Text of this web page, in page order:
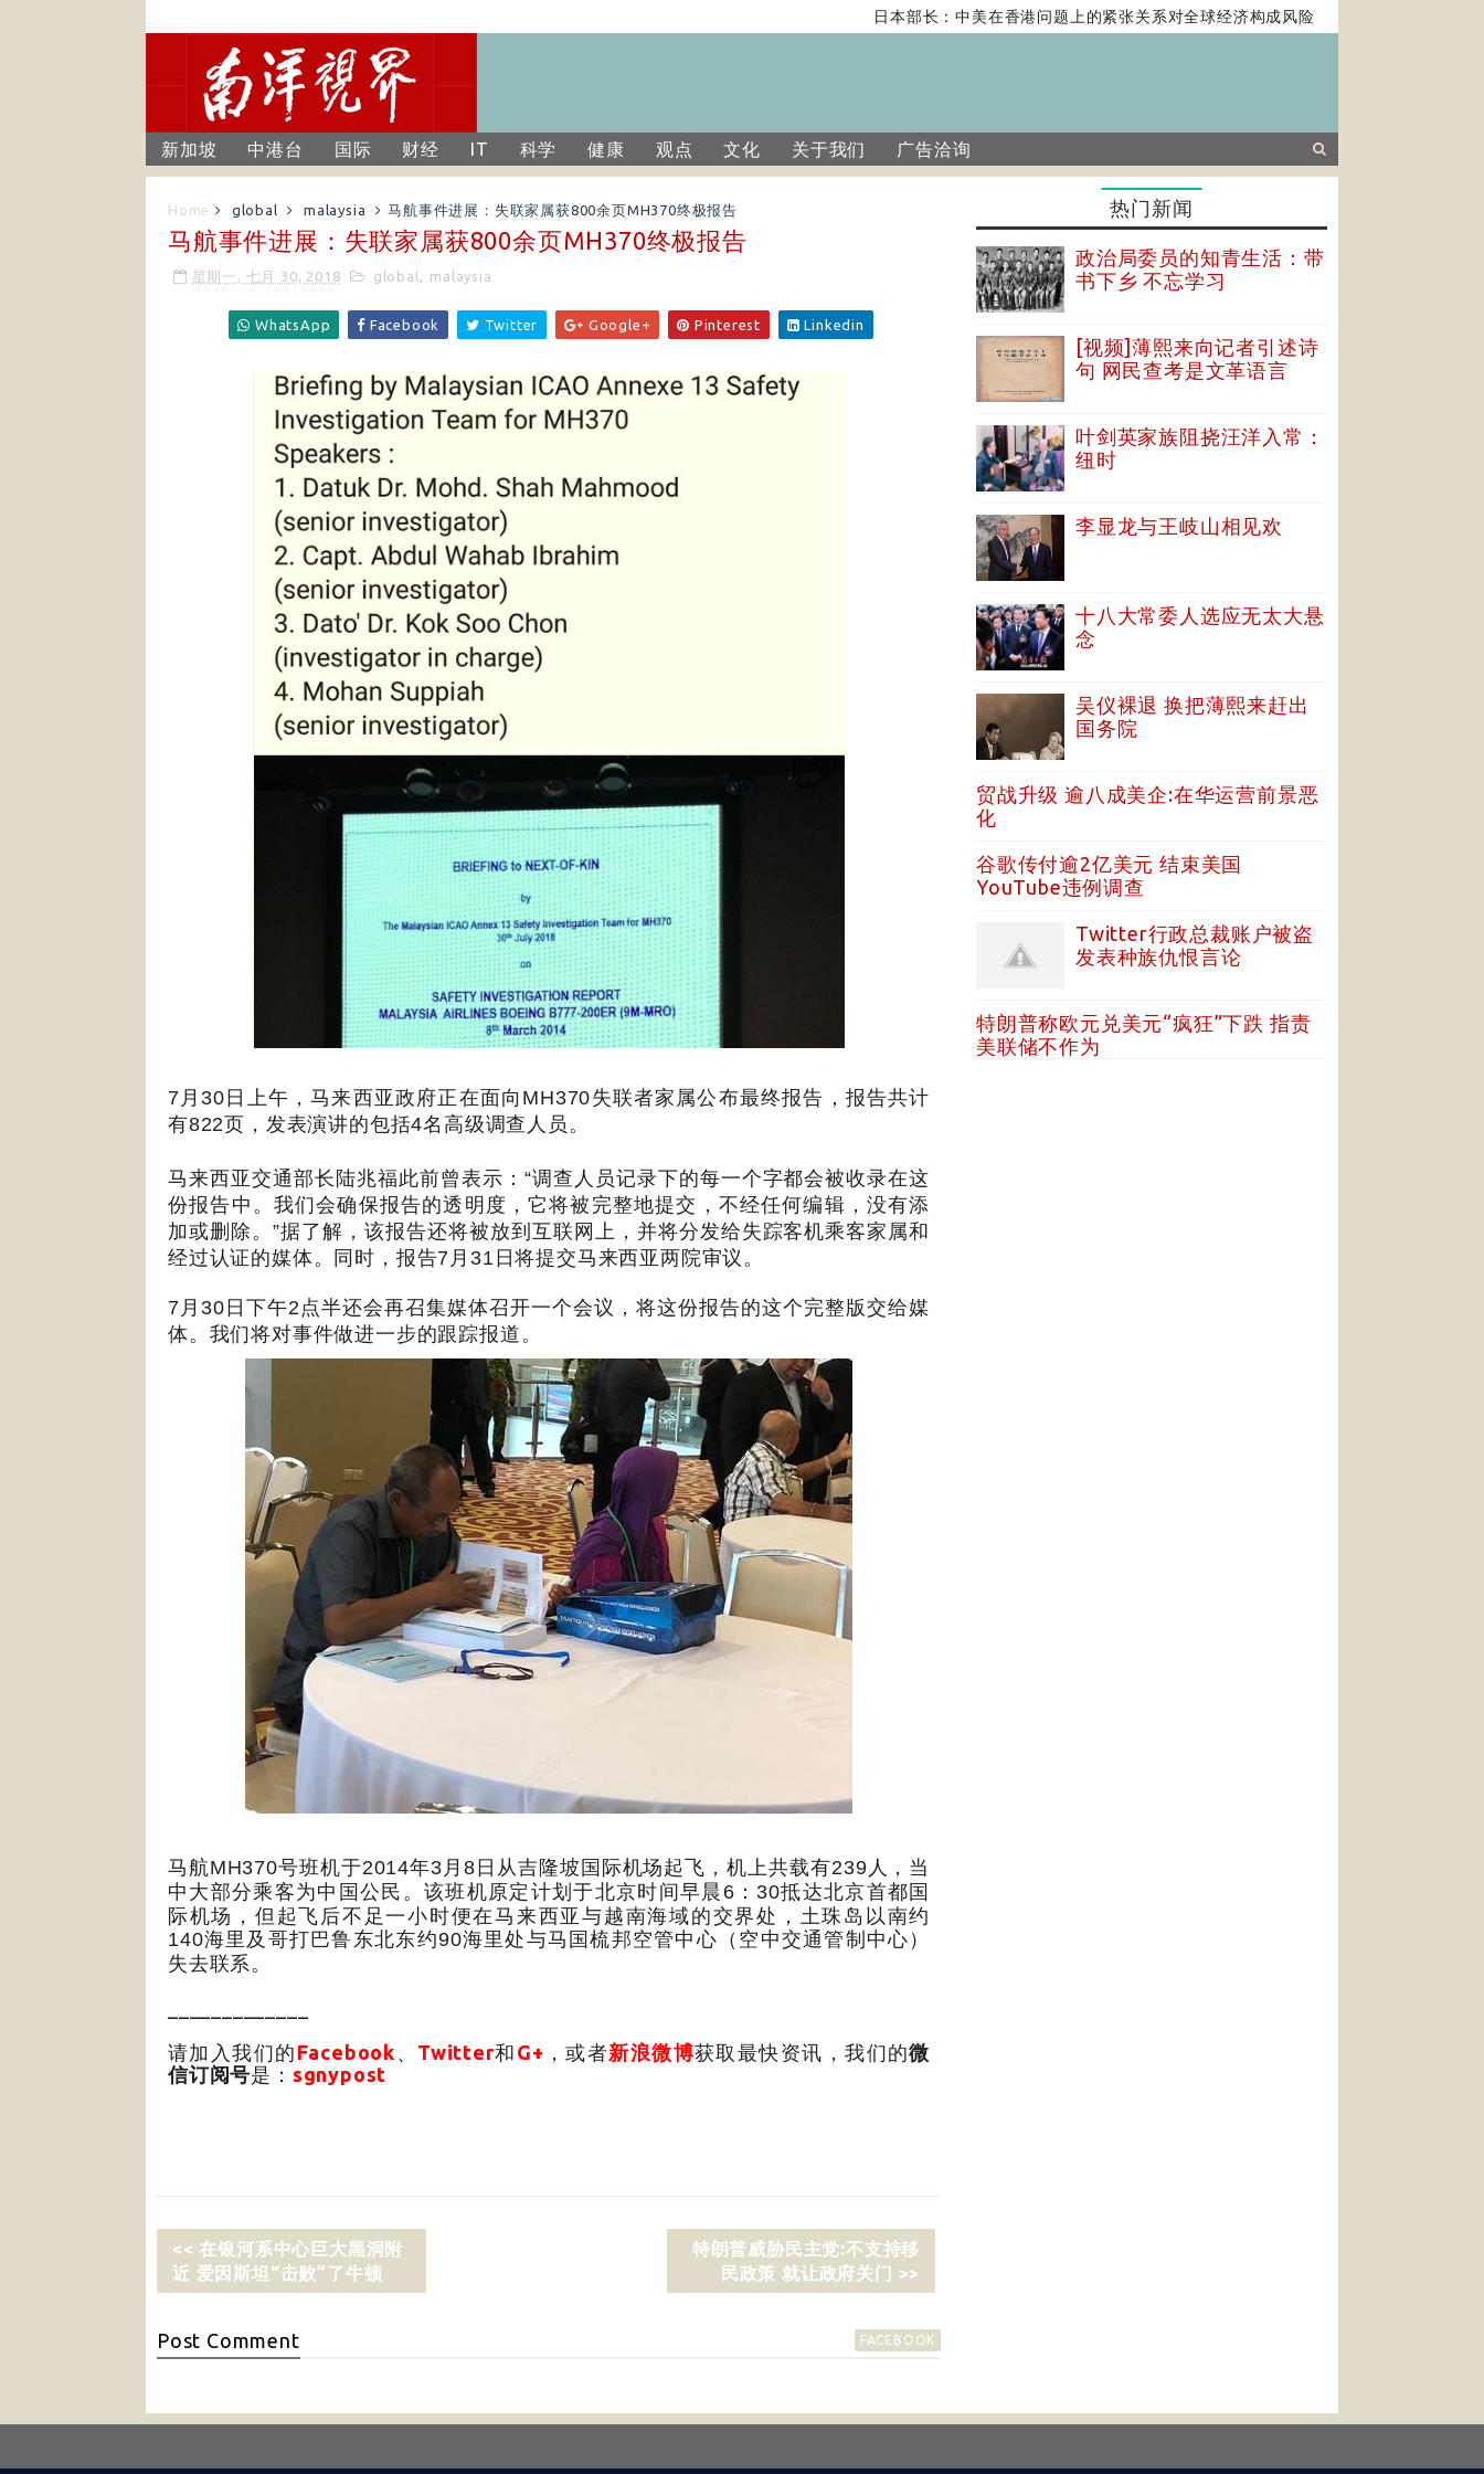
日本部长：中美在香港问题上的紧张关系对全球经济构成风险 马克龙提西方霸权或终
新加坡 中港台 国际 财经 IT 科学 健康 观点 文化 关于我们 广告洽询
Home global malaysia 马航事件进展：失联家属获800余页MH370终极报告
马航事件进展：失联家属获800余页MH370终极报告
星期一, 七月 30, 2018 global , malaysia
WhatsApp Facebook Twitter Google+ Pinterest Linkedin
7 月 30 日上午，马来西亚政府正在面向 MH370失联者家属公布最终报告，报告共计
有822页，发表演讲的包括4名高级调查人员。
马来西亚交通部长陆兆福此前曾表示： “调查人员记录下的每一个字都会被收录在这
份报告中。我们会确保报告的透明度，它将被完整地提交，不经任何编辑，没有添
加或删除。 ”据了解，该报告还将被放到互联网上，并将分发给失踪客机乘客家属和
经过认证的媒体。同时，报告7 月 31 日将提交马来西亚两院审议。
7 月 30 日下午2点半还会再召集媒体召开一个会议，将这份报告的这个完整版交给媒
体。我们将对事件做进一步的跟踪报道。
马航MH370号班机于2014年3 月 8 日从吉隆坡国际机场起飞，机上共载有239 人，当
中大部分乘客为中国公民。该班机原定计划于北京时间早晨 6 ： 30抵达北京首都国
际机场，但起飞后不足一小时便在马来西亚与越南海域的交界处，土珠岛以南约
140海里及哥打巴鲁东北东约90海里处与马国梳邦空管中心（空中交通管制中心）
失去联系。
请加入我们的 Facebook 、 Twitter和 G+ ，或者新浪微博获取最快资讯，我们的微
信订阅号是： sgnypost
<< 在银河系中心巨大黑洞附
近 爱因斯坦“击败”了牛顿
特朗普威胁民主党:不支持移
民政策 就让政府关门 >>
Post Comment FACEBOOK
热门新闻
政治局委员的知青生活：带
书下乡 不忘学习
[视频]薄熙来向记者引述诗
句 网民查考是文革语言
叶剑英家族阻挠汪洋入常：
纽时
李显龙与王岐山相见欢
十八大常委人选应无太大悬
念
吴仪裸退 换把薄熙来赶出
国务院
贸战升级 逾八成美企:在华运营前景恶
化
谷歌传付逾2亿美元 结束美国
YouTube违例调查
Twitter行政总裁账户被盗
发表种族仇恨言论
特朗普称欧元兑美元“疯狂”下跌 指责
美联储不作为